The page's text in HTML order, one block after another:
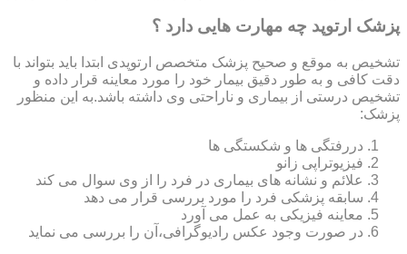
پزشک ارتوپد چه مهارت هایی دارد ؟
تشخیص به موقع و صحیح پزشک متخصص ارتوپدی ابتدا باید بتواند با
دقت کافی و به طور دقیق بیمار خود را مورد معاینه قرار داده و
تشخیص درستی از بیماری و ناراحتی وی داشته باشد.به این منظور
پزشک:
دررفتگی ها و شکستگی ها
فیزیوتراپی زانو
علائم و نشانه های بیماری در فرد را از وی سوال می کند
سابقه پزشکی فرد را مورد بررسی قرار می دهد
معاینه فیزیکی به عمل می آورد
در صورت وجود عکس رادیوگرافی،آن را بررسی می‎ نماید